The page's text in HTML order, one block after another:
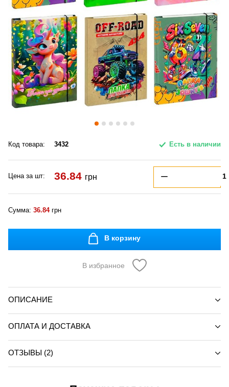
Код товара: 3432 Есть в наличии
Цена за шт: 36.84 грн
Сумма: 36.84 грн
В корзину
В избранное
ОПИСАНИЕ
ОПЛАТА И ДОСТАВКА
ОТЗЫВЫ (2)